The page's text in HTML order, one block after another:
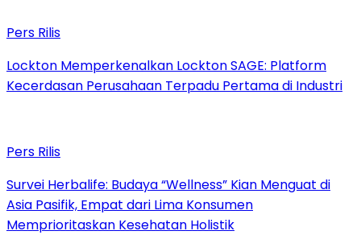
Pers Rilis
Lockton Memperkenalkan Lockton SAGE: Platform
Kecerdasan Perusahaan Terpadu Pertama di Industri
Pers Rilis
Survei Herbalife: Budaya “Wellness” Kian Menguat di
Asia Pasifik, Empat dari Lima Konsumen
Memprioritaskan Kesehatan Holistik